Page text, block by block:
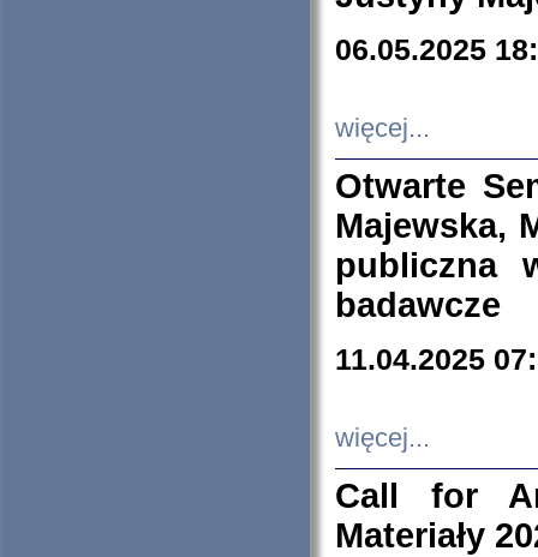
06.05.2025
więcej...
Otwarte
Majewska,
publiczna
badawcze
11.04.2025
więcej...
Call for
Materiały